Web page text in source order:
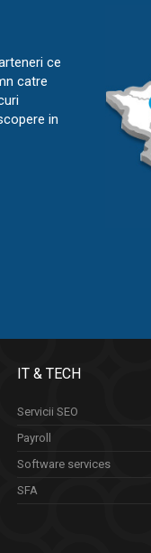
ce
catre
in
IT & TECH
Servicii SEO
Payroll
Software services
SFA